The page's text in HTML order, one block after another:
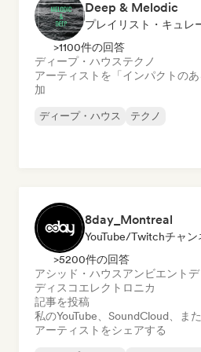
Deep & Melodic
プレイリスト・キュレ
>1100件の回答
ディープ・ハウステクノ
アーティストを「インパクトの
加
ディープ・ハウス テクノ
8day_Montreal
>5200件の回答
アシッド・ハウスアンビエント
ディスコエレクトロニカ
記事を投稿
私のYouTube、SoundCloud、ま
アーティストをシェアする